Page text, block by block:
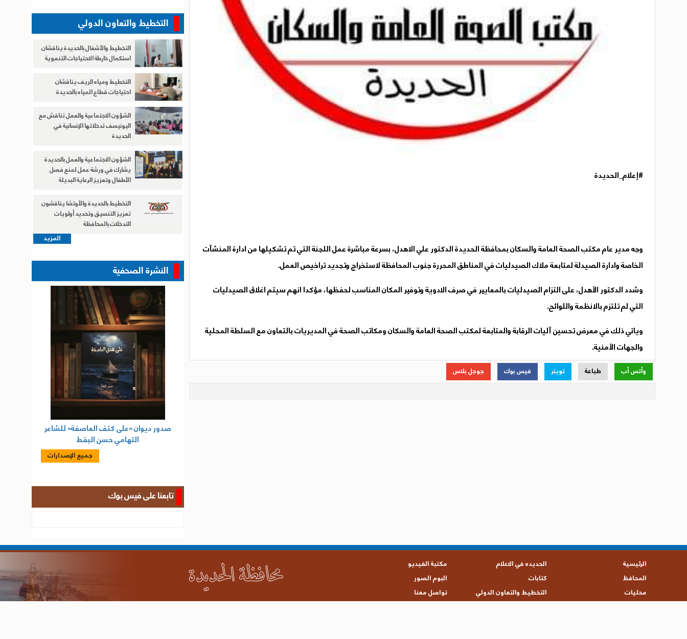
#إعلام_الحديدة
وجه مدير عام مكتب الصحة العامة والسكان بمحافظة الحديدة الدكتور علي الاهدل، بسرعة مباشرة عمل اللجنة التي تم تشكيلها من ادارة المنشآت
الخاصة وادارة الصيدلة لمتابعة ملاك الصيدليات في المناطق المحررة جنوب المحافظة لاستخراج وتجديد تراخيص العمل.
وشدد الدكتور الأهدل، على التزام الصيدليات بالمعايير في صرف الادوية وتوفير المكان المناسب لحفظها، مؤكدا انهم سيتم اغلاق الصيدليات
التي لم تلتزم بالانظمة واللوائح.
وياتي ذلك في معرض تحسين آليات الرقابة والمتابعة لمكتب الصحة العامة والسكان ومكاتب الصحة في المديريات بالتعاون مع السلطة المحلية
والجهات الأمنية.
وأتس أب طباعة تويتر فيس بوك جوجل بلاس
التخطيط والتعاون الدولي
التخطيط والأشغال بالحديدة يناقشان
استكمال خارطة الاحتياجات التنموية
التخطيط ومياه الريف يناقشان
احتياجات قطاع المياه بالحديدة
الشؤون الاجتماعية والعمل تناقش مع
اليونيسف تدخلاتها الإنسانية في
الحديدة
الشؤون الاجتماعية والعمل بالحديدة
يشارك في ورشة عمل لمنع فصل
الأطفال وتعزيز الرعاية البديلة
التخطيط بالحديدة والأوتشا يناقشون
تعزيز التنسيق وتحديد أولويات
التدخلات بالمحافظة
المزيد
النشرة الصحفية
صدور ديوان «على كتف العاصفة» للشاعر
التهامي حسن البقط
جميع الإصدارات
تابعنا على فيس بوك
الرئيسية
المحافظ
محليات
الحديده في الاعلام
كتابات
التخطيط والتعاون الدولي
مكتبة الفيديو
البوم الصور
تواصل معنا